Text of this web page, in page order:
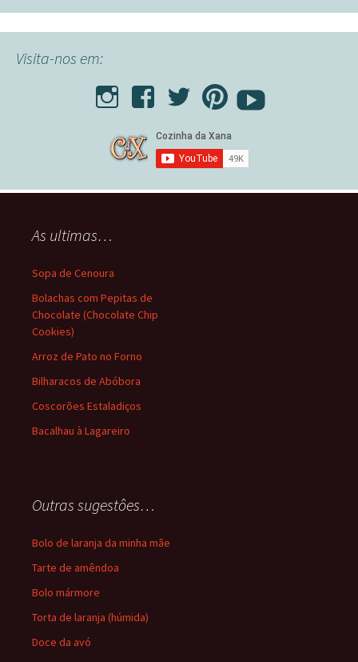
Visita-nos em:
As ultimas…
Sopa de Cenoura
Bolachas com Pepitas de
Chocolate (Chocolate Chip
Cookies)
Arroz de Pato no Forno
Bilharacos de Abóbora
Coscorões Estaladiços
Bacalhau à Lagareiro
Outras sugestôes…
Bolo de laranja da minha mãe
Tarte de amêndoa
Bolo mármore
Torta de laranja (húmida)
Doce da avó